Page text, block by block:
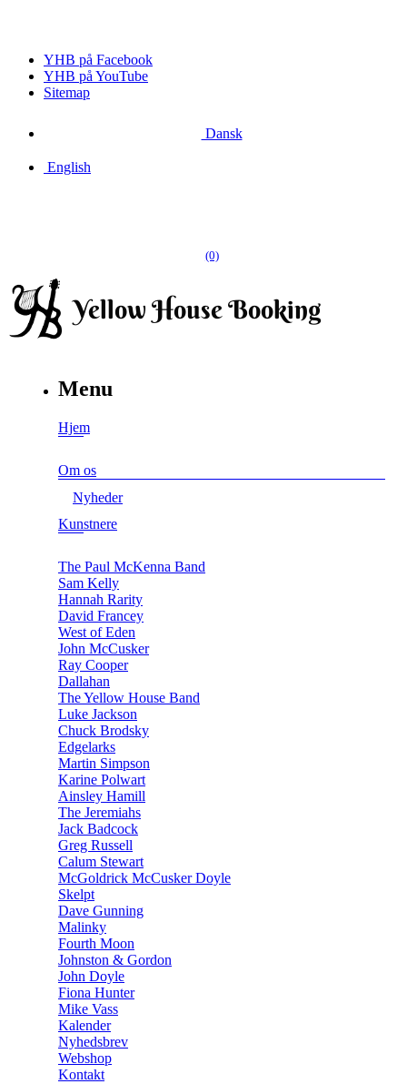
YHB på Facebook
YHB på YouTube
Sitemap
Dansk
English
(0)
Menu
Hjem
Om os
Nyheder
Kunstnere
The Paul McKenna Band
Sam Kelly
Hannah Rarity
David Francey
West of Eden
John McCusker
Ray Cooper
Dallahan
The Yellow House Band
Luke Jackson
Chuck Brodsky
Edgelarks
Martin Simpson
Karine Polwart
Ainsley Hamill
The Jeremiahs
Jack Badcock
Greg Russell
Calum Stewart
McGoldrick McCusker Doyle
Skelpt
Dave Gunning
Malinky
Fourth Moon
Johnston & Gordon
John Doyle
Fiona Hunter
Mike Vass
Kalender
Nyhedsbrev
Webshop
Kontakt